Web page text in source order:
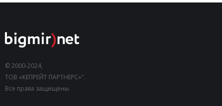
© 2000-2024,
ТОВ «КЕПРЕЙТ ПАРТНЕРС»".
Все права защищены.